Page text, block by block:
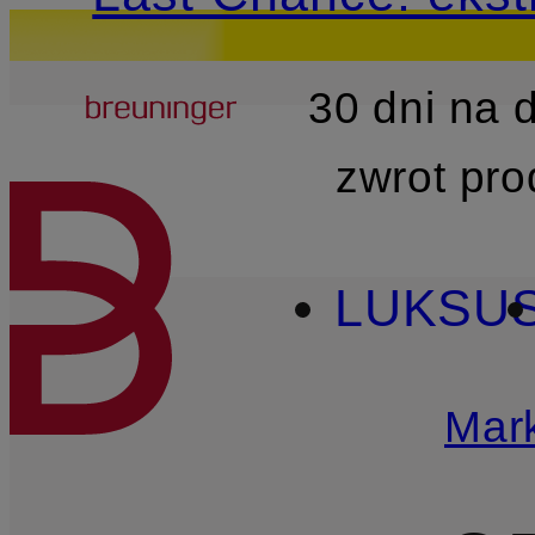
PRZEJDŹ DO GŁÓWNEJ
Breuninger
30 dni na
zwrot